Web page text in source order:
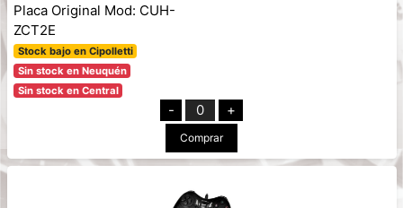
Placa Original Mod: CUH-
ZCT2E
Stock bajo en Cipolletti
Sin stock en Neuquén
Sin stock en Central
- 0 +
Comprar